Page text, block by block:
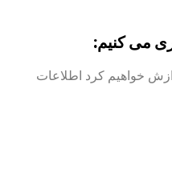
می کنیم:
خواهیم کرد اطلاعات